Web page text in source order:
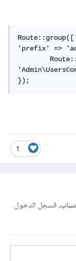
'prefix' =>
	Route::resource('users',
});
1
فسجل الدخول